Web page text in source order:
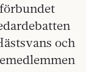
och